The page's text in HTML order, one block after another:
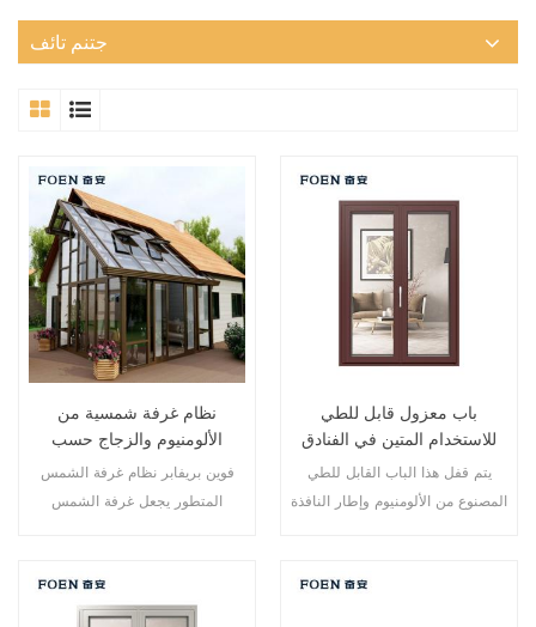
جتنم تائف
نظام غرفة شمسية من
الألومنيوم والزجاج حسب
الطلب
فوين بريفابر نظام غرفة الشمس
المتطور يجعل غرفة الشمس
باب معزول قابل للطي
للاستخدام المتين في الفنادق
المطلة على البحر
يتم قفل هذا الباب القابل للطي
المصنوع من الألومنيوم وإطار النافذة
مختلفة من الأبواب لتلبية الاحتياجات